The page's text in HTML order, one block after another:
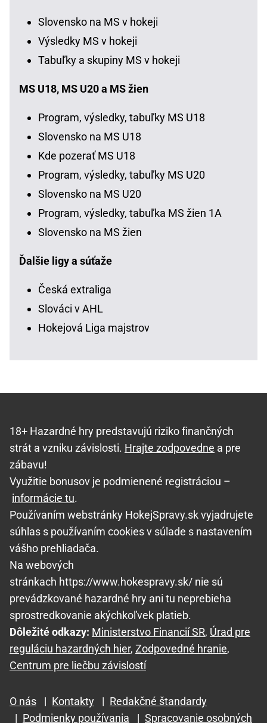
Slovensko na MS v hokeji
Výsledky MS v hokeji
Tabuľky a skupiny MS v hokeji
MS U18, MS U20 a MS žien
Program, výsledky, tabuľky MS U18
Slovensko na MS U18
Kde pozerať MS U18
Program, výsledky, tabuľky MS U20
Slovensko na MS U20
Program, výsledky, tabuľka MS žien 1A
Slovensko na MS žien
Ďalšie ligy a súťaže
Česká extraliga
Slováci v AHL
Hokejová Liga majstrov
18+ Hazardné hry predstavujú riziko finančných
strát a vzniku závislosti. Hrajte zodpovedne a pre
zábavu!
Využitie bonusov je podmienené registráciou –
informácie tu.
Používaním webstránky HokejSpravy.sk vyjadrujete
súhlas s používaním cookies v súlade s nastavením
vášho prehliadača.
Na webových
stránkach https://www.hokespravy.sk/ nie sú
prevádzkované hazardné hry ani tu neprebieha
sprostredkovanie akýchkoľvek platieb.
Dôležité odkazy: Ministerstvo Financií SR, Úrad pre
reguláciu hazardných hier, Zodpovedné hranie,
Centrum pre liečbu závislostí
O nás | Kontakty | Redakčné štandardy
| Podmienky používania | Spracovanie osobných